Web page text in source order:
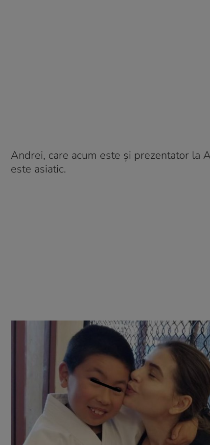
Andrei, care acum este și prezentator la
este asiatic.